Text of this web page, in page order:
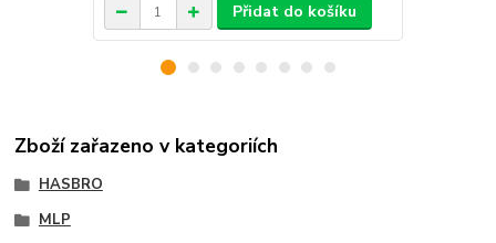
Přidat do košíku
Zboží zařazeno v kategoriích
HASBRO
MLP